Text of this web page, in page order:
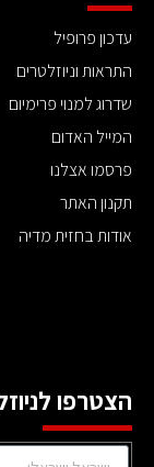
עדכון פרופיל
התראות וניוזלטרים
שדרוג למנוי פרימיום
המייל האדום
פרסמו אצלנו
תקנון האתר
אודות בחזית מדיה
הצטרפו